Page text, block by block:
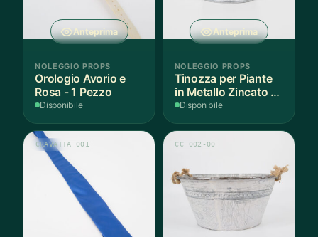
Anteprima
NOLEGGIO PROPS
Orologio Avorio e
Rosa - 1 Pezzo
Disponibile
Anteprima
NOLEGGIO PROPS
Tinozza per Piante
in Metallo Zincato -
3 Pezzi
Disponibile
CRAVATTA 001 CC 002-00